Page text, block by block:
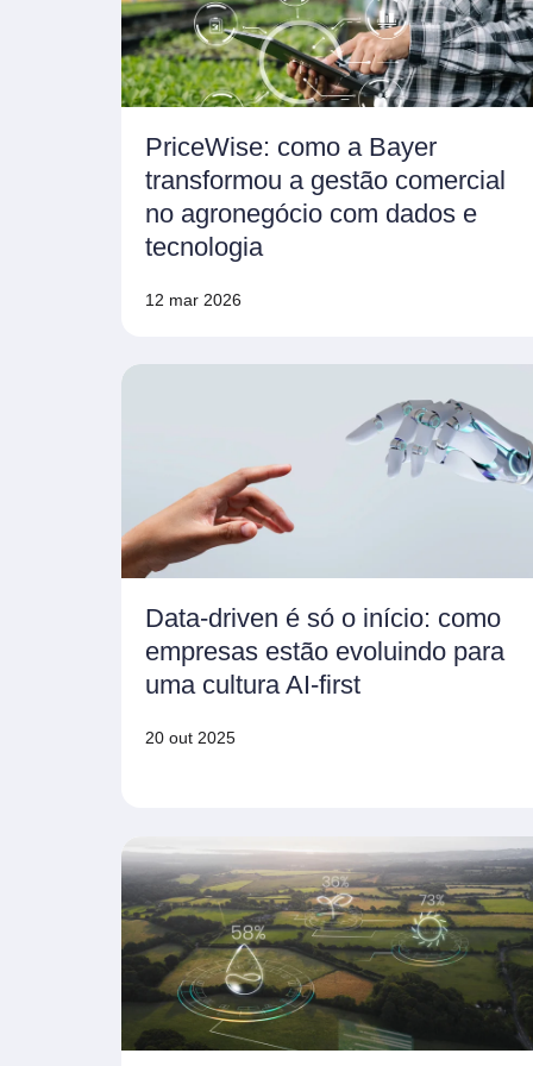
PriceWise: como a Bayer
transformou a gestão comercial
no agronegócio com dados e
tecnologia
12 mar 2026
Data-driven é só o início: como
empresas estão evoluindo para
uma cultura AI-first
20 out 2025